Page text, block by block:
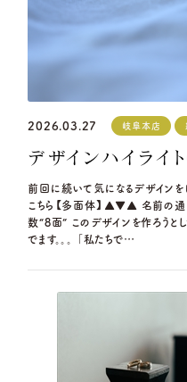
2026.03.27 岐阜本店
デザインハイライ
前回に続いて気になるデザインを
こちら【多面体】▲▼▲ 名前の通
数“8面” このデザインを作ろうと
でます。。。 「私たちで…